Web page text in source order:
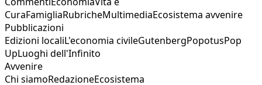
CuraFamigliaRubricheMultimediaEcosistema avvenire
Pubblicazioni
Edizioni localiL'economia civileGutenbergPopotusPop
UpLuoghi dell'Infinito
Avvenire
Chi siamoRedazioneEcosistema